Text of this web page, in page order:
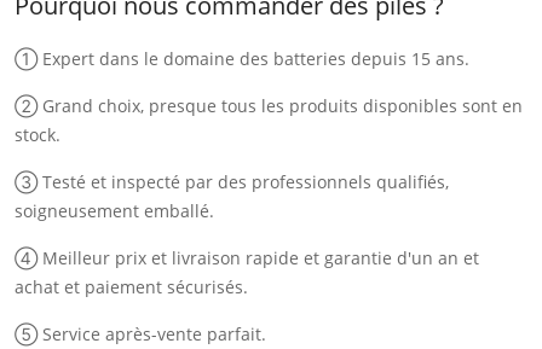
① Expert dans le domaine des batteries depuis 15 ans.
② Grand choix, presque tous les produits disponibles sont en
stock.
③ Testé et inspecté par des professionnels qualifiés,
soigneusement emballé.
④ Meilleur prix et livraison rapide et garantie d'un an et
achat et paiement sécurisés.
⑤ Service après-vente parfait.